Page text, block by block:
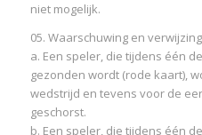
niet mogelijk.
05. Waarschuwing en verwijzing
a. Een speler, die tijdens één
gezonden wordt (rode kaart),
wedstrijd en tevens voor de
geschorst.
b. Een speler, die tijdens één